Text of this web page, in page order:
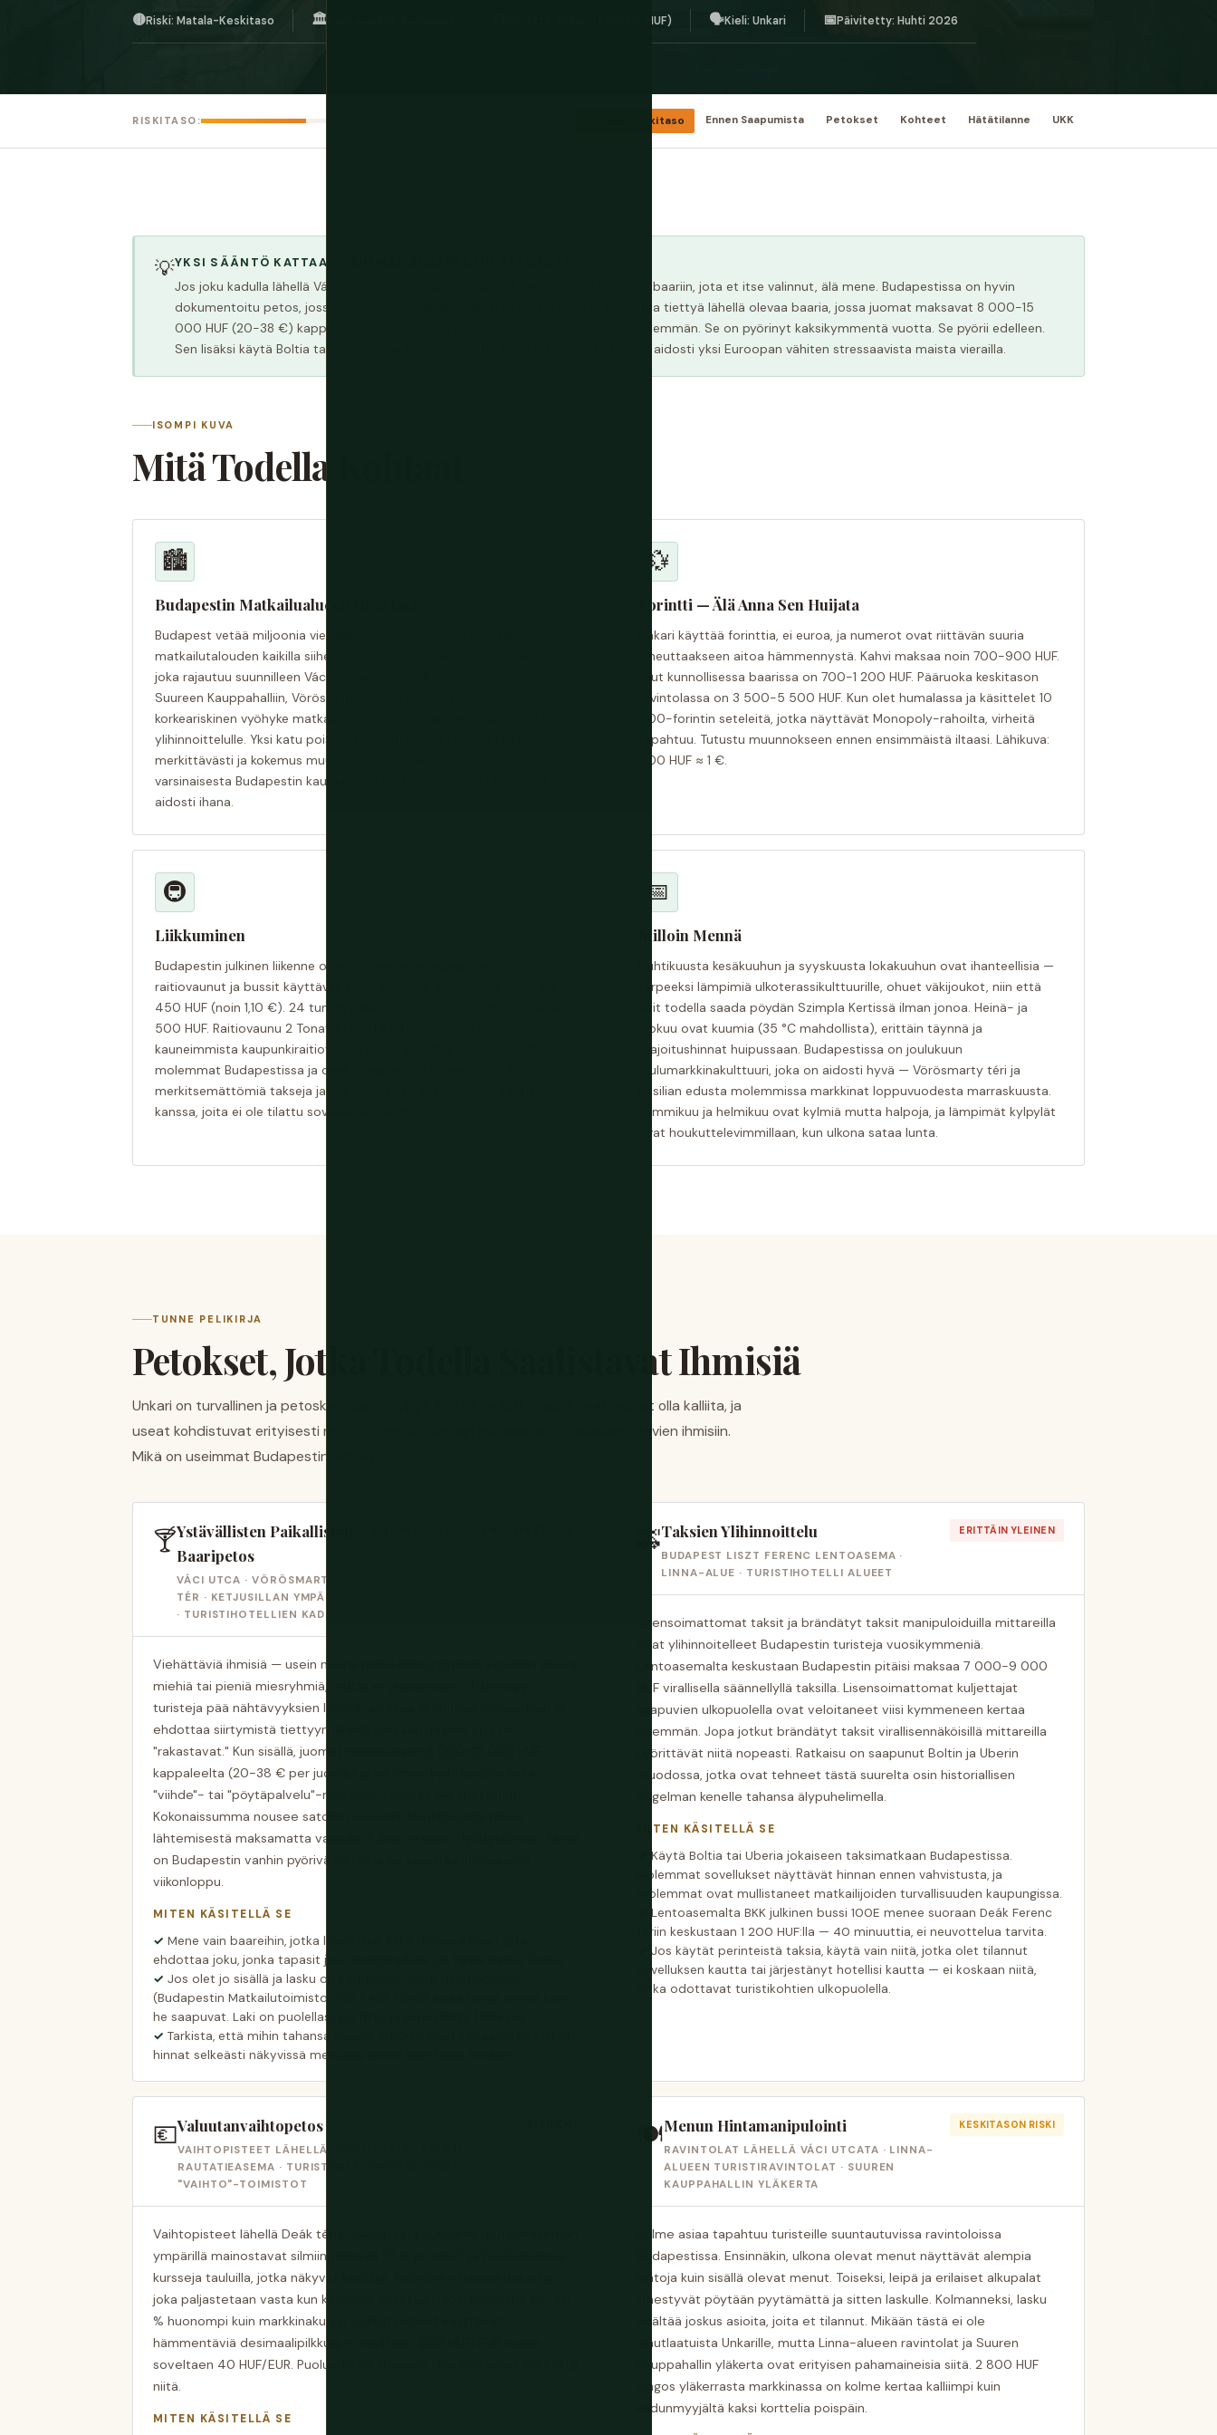
🟡Riski: Matala-Keskitaso 🏛️ Valuutta: Unkarin Forintti (HUF) 🗣️Kieli: Unkari 📅Päivitetty: Huhti 2026
RISKITASO: Matala-Keskitaso Ennen Saapumista Petokset Kohteet Hätätilanne UKK
💡YKSI SÄÄNTÖ KATTAA USEIMMAT BUDAPESTIN PETOKSET
Jos joku kadulla lähellä Váci utcata, Vörösmarty tériä tai Ketjusiltaa kutsuu sinut baariin, jota et itse valinnut, älä mene. Budapestissa on hyvin
dokumentoitu petos, jossa viehättäviä paikallisia aloittaa keskustelun ja ehdottaa tiettyä lähellä olevaa baaria, jossa juomat maksavat 8 000-15
000 HUF (20-38 €) kappale ja lasku kahdesta kierroksesta nousee 200 € tai enemmän. Se on pyörinyt kaksikymmentä vuotta. Se pyörii edelleen.
Sen lisäksi käytä Boltia takseihin ja pankkiautomaattia forintteihin, niin Unkari on aidosti yksi Euroopan vähiten stressaavista maista vierailla.
ISOMPI KUVA
Mitä Todella Kohtaat
🏙️
Budapestin Matkailualueen Ongelma
Budapest vetää miljoonia vierailijoita vuodessa ja on kehittänyt
matkailutalouden kaikilla siihen liittyvillä hinnoittelun vääristymillä. Alue,
joka rajautuu suunnilleen Váci utcaan (jalankulkijoiden ostoskatu),
Suureen Kauppahalliin, Vörösmarty tériin ja Ketjusiltaan, on
korkeariskinen vyöhyke matkailijoita kohtaan suuntautuville petoksille ja
ylihinnoittelulle. Yksi katu pois tästä vyöhykkeestä hinnat laskevat
merkittävästi ja kokemus muuttuu aidommaksi. Suurin osa
varsinaisesta Budapestin kaupungista on tämän alueen ulkopuolella ja
aidosti ihana.
💱
Forintti — Älä Anna Sen Huijata
Unkari käyttää forinttia, ei euroa, ja numerot ovat riittävän suuria
aiheuttaakseen aitoa hämmennystä. Kahvi maksaa noin 700-900 HUF.
Olut kunnollisessa baarissa on 700-1 200 HUF. Pääruoka keskitason
ravintolassa on 3 500-5 500 HUF. Kun olet humalassa ja käsittelet 10
000-forintin seteleitä, jotka näyttävät Monopoly-rahoilta, virheitä
tapahtuu. Tutustu muunnokseen ennen ensimmäistä iltaasi. Lähikuva:
400 HUF ≈ 1 €.
🚇
Liikkuminen
Budapestin julkinen liikenne on erinomaista ja halpaa. Metro,
raitiovaunut ja bussit käyttävät samaa lippuja. Yhden lipun hinta on
450 HUF (noin 1,10 €). 24 tunnin passi on 2 500 HUF, 72 tunnin passi 5
500 HUF. Raitiovaunu 2 Tonavan vartta pitkin on yksi Euroopan
kauneimmista kaupunkiraitiovaunureiteistä. Bolt ja Uber toimivat
molemmat Budapestissa ja ovat oikea valinta takseille. Vältä
merkitsemättömiä takseja ja ole varovainen brändättyjen taksien
kanssa, joita ei ole tilattu sovelluksen kautta.
📅
Milloin Mennä
Huhtikuusta kesäkuuhun ja syyskuusta lokakuuhun ovat ihanteellisia —
tarpeeksi lämpimiä ulkoterassikulttuurille, ohuet väkijoukot, niin että
voit todella saada pöydän Szimpla Kertissä ilman jonoa. Heinä- ja
elokuu ovat kuumia (35 °C mahdollista), erittäin täynnä ja
majoitushinnat huipussaan. Budapestissa on joulukuun
joulumarkkinakulttuuri, joka on aidosti hyvä — Vörösmarty téri ja
Basilian edusta molemmissa markkinat loppuvuodesta marraskuusta.
Tammikuu ja helmikuu ovat kylmiä mutta halpoja, ja lämpimät kylpylät
ovat houkuttelevimmillaan, kun ulkona sataa lunta.
TUNNE PELIKIRJA
Petokset, Jotka Todella Saalistavat Ihmisiä
Unkari on turvallinen ja petoskatalogi on lyhyt. Mutta ne, jotka täällä ovat, voivat olla kalliita, ja
useat kohdistuvat erityisesti rentoutuneisiin, hieman humalaisiin ja hauskaa pitävien ihmisiin.
Mikä on useimmat Budapestin vierailijat.
🍸Ystävällisten Paikallisten
Baaripetos
VÁCI UTCA · VÖRÖSMARTY
TÉR · KETJUSILLAN YMPÄRILLÄ
· TURISTIHOTELLIEN KADUT
Viehättäviä ihmisiä — usein nuoria naisia lähestymässä yksinään olevia
miehiä tai pieniä miesryhmiä, mutta ei yksinomaan — lähestyy
turisteja pää nähtävyyksien lähellä, aloittaa lämpimän keskustelun ja
ehdottaa siirtymistä tiettyyn lähellä olevaan baariin, jota he
"rakastavat." Kun sisällä, juomat hinnoitellaan 8 000-15 000 HUF
kappaleelta (20-38 € per juoma) ja ne ilmestyvät laskulle sekä
"viihde"- tai "pöytäpalvelu"-maksuilla, joihin et ole suostunut.
Kokonaissumma nousee satoihin euroihin. Henkilökunta tekee
lähtemisestä maksamatta vaikeaa. Poliisi on usein hyödyttömän. Tämä
on Budapestin vanhin pyörivä petos ja se saalistaa ihmisiä joka
viikonloppu.
MITEN KÄSITELLÄ SE
Mene vain baareihin, jotka löysit itse. Mikä tahansa baari, jota
ehdottaa joku, jonka tapasit juuri turistikadulla, on tämä petos, loppu.
Jos olet jo sisällä ja lasku on kohtuuton, soita turistipoliisille
(Budapestin Matkailutoimisto: +36 1 438 8080) äläkä lähde ennen kuin
he saapuvat. Laki on puolellasi, jos hintoja ei näytetty tilatessa.
Tarkista, että mihin tahansa baariin, johon menet vapaaehtoisesti, on
hinnat selkeästi näkyvissä menussa ennen kuin tilaat mitään.
🚕Taksien Ylihinnoittelu
BUDAPEST LISZT FERENC LENTOASEMA ·
LINNA-ALUE · TURISTIHOTELLI ALUEET
ERITTÄIN YLEINEN
Lisensoimattomat taksit ja brändätyt taksit manipuloiduilla mittareilla
ovat ylihinnoitelleet Budapestin turisteja vuosikymmeniä.
Lentoasemalta keskustaan Budapestin pitäisi maksaa 7 000-9 000
HUF virallisella säännellyllä taksilla. Lisensoimattomat kuljettajat
saapuvien ulkopuolella ovat veloitaneet viisi kymmeneen kertaa
enemmän. Jopa jotkut brändätyt taksit virallisennäköisillä mittareilla
pyörittävät niitä nopeasti. Ratkaisu on saapunut Boltin ja Uberin
muodossa, jotka ovat tehneet tästä suurelta osin historiallisen
ongelman kenelle tahansa älypuhelimella.
MITEN KÄSITELLÄ SE
Käytä Boltia tai Uberia jokaiseen taksimatkaan Budapestissa.
Molemmat sovellukset näyttävät hinnan ennen vahvistusta, ja
molemmat ovat mullistaneet matkailijoiden turvallisuuden kaupungissa.
Lentoasemalta BKK julkinen bussi 100E menee suoraan Deák Ferenc
tériin keskustaan 1 200 HUF:lla — 40 minuuttia, ei neuvottelua tarvita.
Jos käytät perinteistä taksia, käytä vain niitä, jotka olet tilannut
sovelluksen kautta tai järjestänyt hotellisi kautta — ei koskaan niitä,
jotka odottavat turistikohtien ulkopuolella.
💶Valuutanvaihtopetos
VAIHTOPISTEET LÄHELLÄ VÁCI UTCATA · KELETI
RAUTATIEASEMA · TURISTEILLE SUUNTAUTUVAT
"VAIHTO"-TOIMISTOT
Vaihtopisteet lähellä Deák tériä, Váci utcata ja Keletin rautatieaseman
ympärillä mainostavat silmiinpistävää "0 % provisio" ja houkuttelevia
kursseja tauluilla, jotka näkyvät kadulta. Todellinen transaktiokurssi,
joka paljastetaan vasta kun käteinen lasketaan ulos, on joskus 30-40
% huonompi kuin markkinakurssi. Jotkut pisteet käyttävät
hämmentäviä desimaalipilkkuja — näyttäen 400 HUF/EUR mutta
soveltaen 40 HUF/EUR. Puolustus on triviaalin yksinkertainen: älä käytä
niitä.
MITEN KÄSITELLÄ SE
🍽️Menun Hintamanipulointi
RAVINTOLAT LÄHELLÄ VÁCI UTCATA · LINNA-
ALUEEN TURISTIRAVINTOLAT · SUUREN
KAUPPAHALLIN YLÄKERTA
KESKITASON RISKI
Kolme asiaa tapahtuu turisteille suuntautuvissa ravintoloissa
Budapestissa. Ensinnäkin, ulkona olevat menut näyttävät alempia
hintoja kuin sisällä olevat menut. Toiseksi, leipä ja erilaiset alkupalat
ilmestyvät pöytään pyytämättä ja sitten laskulle. Kolmanneksi, lasku
sisältää joskus asioita, joita et tilannut. Mikään tästä ei ole
ainutlaatuista Unkarille, mutta Linna-alueen ravintolat ja Suuren
Kauppahallin yläkerta ovat erityisen pahamaineisia siitä. 2 800 HUF
lángos yläkerrasta markkinassa on kolme kertaa kalliimpi kuin
kadunmyyjältä kaksi korttelia poispäin.